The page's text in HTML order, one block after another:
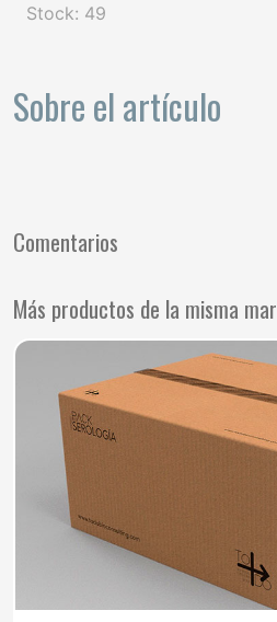
Stock: 49
Sobre el artículo
Comentarios
Más productos de la misma